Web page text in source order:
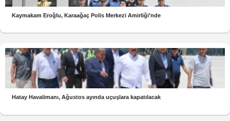
Kaymakam Eroğlu, Karaağaç Polis Merkezi Amirliği’nde
Hatay Havalimanı, Ağustos ayında uçuşlara kapatılacak